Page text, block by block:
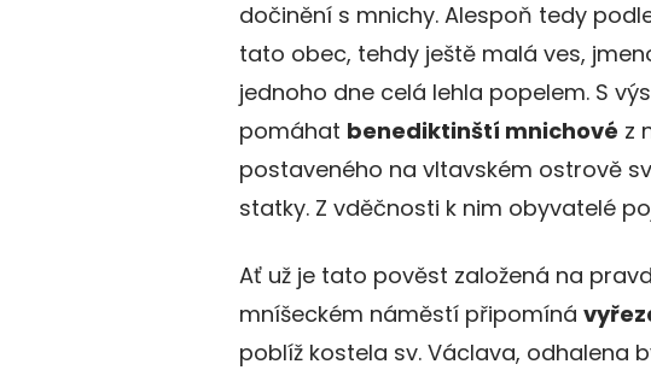
dočinění s mnichy. Alespoň tedy
tato obec, tehdy ještě malá ves,
jednoho dne celá lehla popelem. S
pomáhat benediktinští mnichové z
postaveného na vltavském ostrově
statky. Z vděčnosti k nim obyvatelé
Ať už je tato pověst založená na
mníšeckém náměstí připomíná
poblíž kostela sv. Václava, odhalena